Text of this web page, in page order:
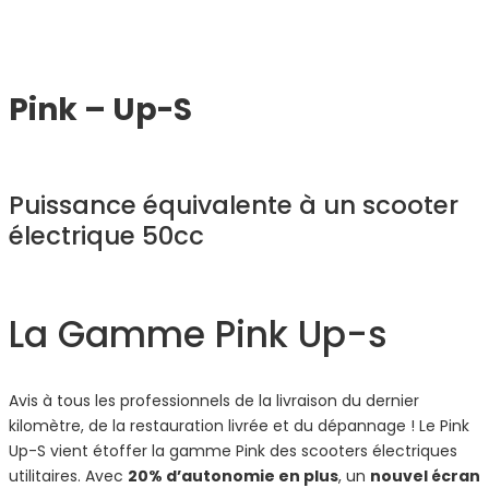
Pink – Up-S
Puissance équivalente à un scooter
électrique 50cc
La Gamme Pink Up-s
Avis à tous les professionnels de la livraison du dernier
kilomètre, de la restauration livrée et du dépannage ! Le Pink
Up-S vient étoffer la gamme Pink des scooters électriques
utilitaires. Avec 20% d’autonomie en plus, un nouvel écran